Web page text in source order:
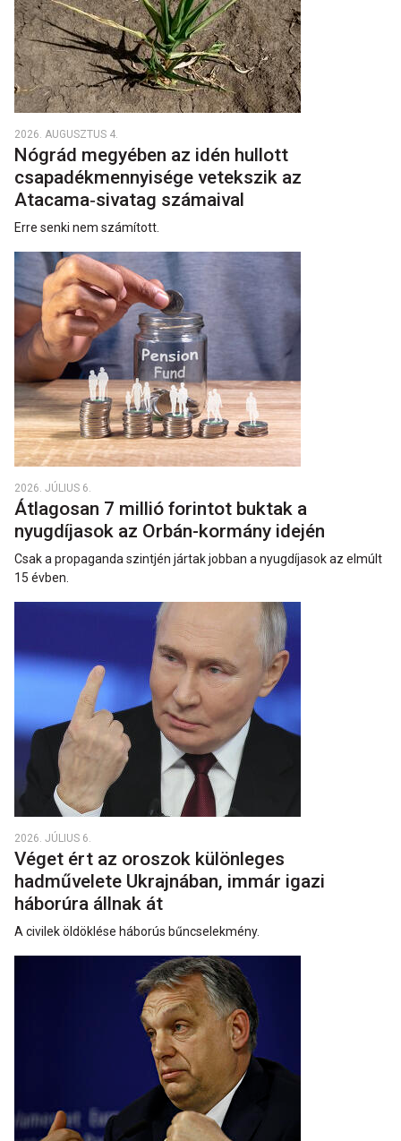
2026. AUGUSZTUS 4.
Nógrád megyében az idén hullott
csapadékmennyisége vetekszik az
Atacama‑sivatag számaival
Erre senki nem számított.
2026. JÚLIUS 6.
Átlagosan 7 millió forintot buktak a
nyugdíjasok az Orbán-kormány idején
Csak a propaganda szintjén jártak jobban a nyugdíjasok az elmúlt
15 évben.
2026. JÚLIUS 6.
Véget ért az oroszok különleges
hadművelete Ukrajnában, immár igazi
háborúra állnak át
A civilek öldöklése háborús bűncselekmény.